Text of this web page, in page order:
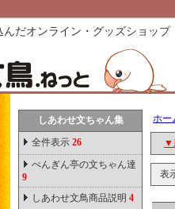
だオンライン・グッズショップ
しあわせ文ちゃん集
全件表示 26
ぺんぎん亭の文ちゃん達
9
しあわせ文鳥商品説明 4
ホー
▼
表